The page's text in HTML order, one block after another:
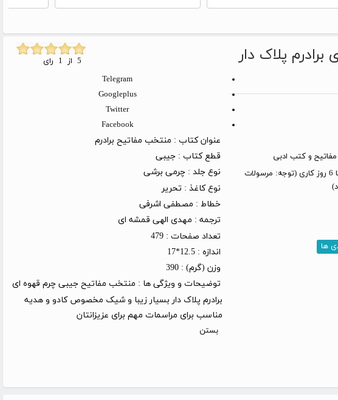
پلاک دار
مفاتیح و کتب ادبی
با پیک در تهران 1 روز و با پست حدودا بین 2 تا 6 روز کاری (توجه: مرسولات
ها
Telegram
Googleplus
Twitter
Facebook
عنوان کتاب : منتخب مفاتیح برادرم
قطع کتاب :جیبی
نوع جلد :چرمی برشی
نوع کاغذ : تحریر
خطاط : مصطفی اشرفی
ترجمه : مهدی الهی قمشه ای
تعداد صفحات :479
اندازه :12.5*17
وزن (گرم) :390
توضیحات و ویژگی ها : منتخب مفاتیح جیبی چرم قهوه ای
برادرم پلاک دار بسیار زیبا و شیک مخصوص کادو و هدیه
مناسب برای مراسمات مهم برای عزیزانتان
بستن